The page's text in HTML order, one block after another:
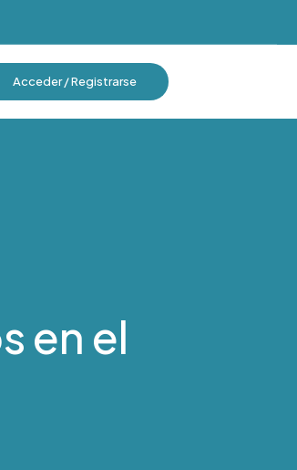
Acceder / Registrarse
en el